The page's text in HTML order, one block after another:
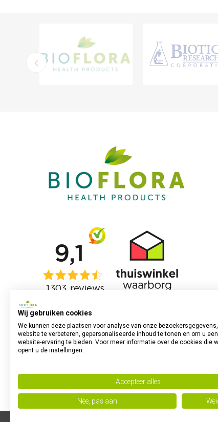
Wij gebruiken cookies
We kunnen deze plaatsen voor analyse van onze
website te verbeteren, gepersonaliseerde inhoud te tonen en om u
website-ervaring te bieden. Voor meer informatie over de cookies die
opent u de instellingen.
Accepteer alles
Nee, pas aan